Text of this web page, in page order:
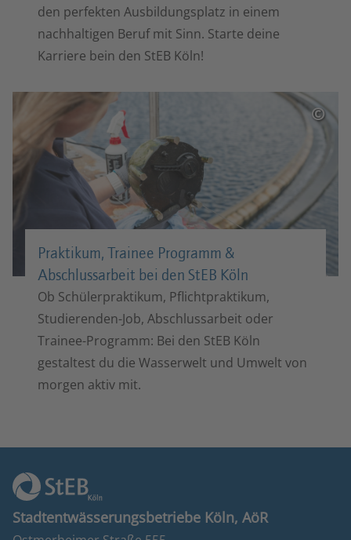
den perfekten Ausbildungsplatz in einem
nachhaltigen Beruf mit Sinn. Starte deine
Karriere bein den StEB Köln!
©
Praktikum, Trainee Programm &
Abschlussarbeit bei den StEB Köln
Ob Schülerpraktikum, Pflichtpraktikum,
Studierenden-Job, Abschlussarbeit oder
Trainee-Programm: Bei den StEB Köln
gestaltest du die Wasserwelt und Umwelt von
morgen aktiv mit.
Stadtentwässerungsbetriebe Köln, AöR